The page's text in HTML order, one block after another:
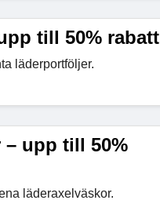
till 50% rabatt
läderportföljer.
upp till 50%
läderaxelväskor.